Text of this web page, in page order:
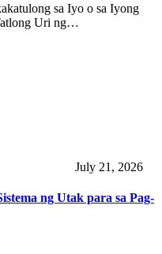
sa Iyo o sa Iyong
Uri ng…
ng Utak para sa Pag-
July 21, 2026